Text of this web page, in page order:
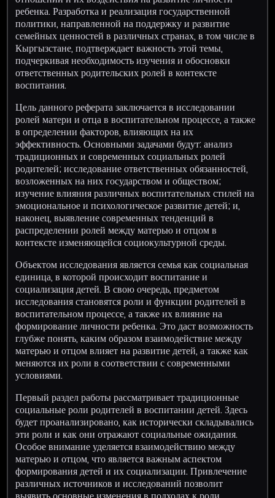
ребенка. Разработка и реализация государственной
политики, направленной на поддержку и развитие
семейных ценностей в различных странах, в том числе в
Кыргызстане, подтверждает важность этой темы,
подчеркивая необходимость изучения и обосновки
ответственных родительских ролей в контексте
воспитания.
Цель данного реферата заключается в исследовании
ролей матери и отца в воспитательном процессе, а также
в определении факторов, влияющих на их
эффективность. Основными задачами будут: анализ
традиционных и современных социальных ролей
родителей; исследование ответственных обязанностей,
возложенных на них государством и обществом;
изучение влияния различных воспитательных стилей на
эмоциональное и психологическое развитие детей; и,
наконец, выявление современных тенденций в
распределении ролей между матерью и отцом в
контексте изменяющейся социокультурной среды.
Объектом исследования является семья как социальная
единица, в которой происходит воспитание и
социализация детей. В свою очередь, предметом
исследования становятся роли и функции родителей в
воспитательном процессе, а также их влияние на
формирование личности ребенка. Это даст возможность
глубже понять, каким образом взаимодействие между
матерью и отцом влияет на развитие детей, а также как
меняются их роли в соответствии с современными
условиями.
Первый раздел работы рассматривает традиционные
социальные роли родителей в воспитании детей. Здесь
будет проанализировано, как исторически складывались
эти роли и как они отражают социальные ожидания.
Особое внимание уделяется взаимодействию между
матерью и отцом, что является важным аспектом
формирования детей и их социализации. Привлечение
различных источников и исследований позволит